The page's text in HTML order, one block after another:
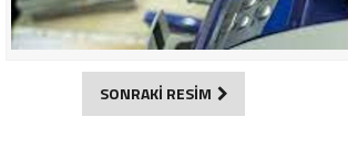
SONRAKİ RESİM